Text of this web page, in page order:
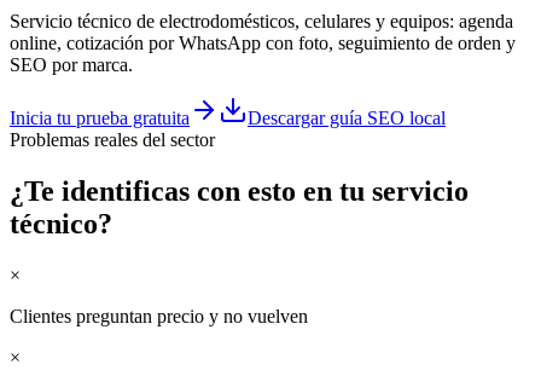
Servicio técnico de electrodomésticos, celulares y equipos: agenda
online, cotización por WhatsApp con foto, seguimiento de orden y
SEO por marca.
Inicia tu prueba gratuita
Descargar guía SEO local
Problemas reales del sector
¿Te identificas con esto en tu servicio
técnico?
×
Clientes preguntan precio y no vuelven
×